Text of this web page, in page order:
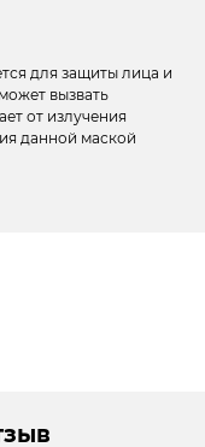
для защиты лица и
вызвать
от излучения
данной маской